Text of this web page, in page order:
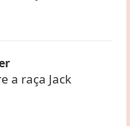
a raça Jack